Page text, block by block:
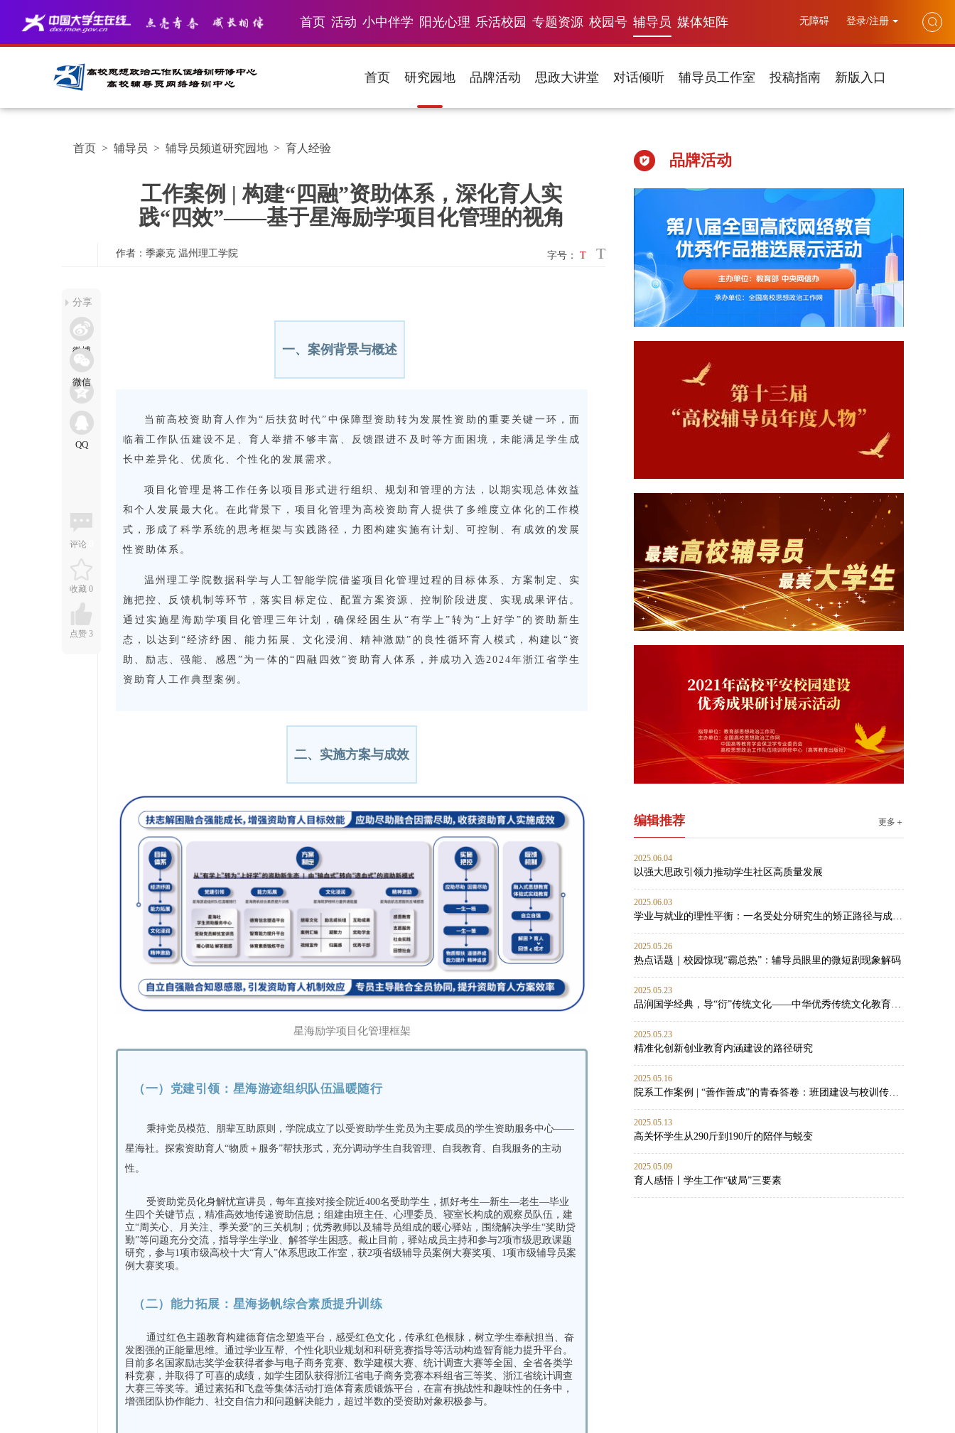
首页 活动 小中伴学 阳光心理 乐活校园 专题资源 校园号 辅导员 媒体矩阵 无障碍 登录/注册
首页 研究园地 品牌活动 思政大讲堂 对话倾听 辅导员工作室 投稿指南 新版入口
首页 > 辅导员 > 辅导员频道研究园地 > 育人经验
工作案例 | 构建“四融”资助体系，深化育人实
践“四效”——基于星海励学项目化管理的视角
作者：季豪克 温州理工学院 字号： T T
分享
评论
收藏 0
点赞 3
一、案例背景与概述
当前高校资助育人作为“后扶贫时代”中保障型资助转为发展性资助的重要关键一环，面
临着工作队伍建设不足、育人举措不够丰富、反馈跟进不及时等方面困境，未能满足学生成
长中差异化、优质化、个性化的发展需求。
项目化管理是将工作任务以项目形式进行组织、规划和管理的方法，以期实现总体效益
和个人发展最大化。在此背景下，项目化管理为高校资助育人提供了多维度立体化的工作模
式，形成了科学系统的思考框架与实践路径，力图构建实施有计划、可控制、有成效的发展
性资助体系。
温州理工学院数据科学与人工智能学院借鉴项目化管理过程的目标体系、方案制定、实
施把控、反馈机制等环节，落实目标定位、配置方案资源、控制阶段进度、实现成果评估。
通过实施星海励学项目化管理三年计划，确保经困生从“有学上”转为“上好学”的资助新生
态，以达到“经济纾困、能力拓展、文化浸润、精神激励”的良性循环育人模式，构建以“资
助、励志、强能、感恩”为一体的“四融四效”资助育人体系，并成功入选2024年浙江省学生
资助育人工作典型案例。
二、 实施方案与成效
星海励学项目化管理框架
（一）党建引领： 星海游迹组织队伍温暖随行
秉持党员模范、朋辈互助原则，学院成立了以受资助学生党员为主要成员的学生资助服务中心——
星海社。探索资助育人“物质＋服务”帮扶形式，充分调动学生自我管理、自我教育、自我服务的主动
性。
受资助党员化身解忧宣讲员，每年直接对接全院近400名受助学生，抓好考生—新生—老生—毕业
生四个关键节点，精准高效地传递资助信息；组建由班主任、心理委员、寝室长构成的观察员队伍，建
立“周关心、月关注、季关爱”的三关机制；优秀教师以及辅导员组成的暖心驿站，围绕解决学生“奖助贷
勤”等问题充分交流，指导学生学业、解答学生困惑。截止目前，驿站成员主持和参与2项市级思政课题
研究，参与1项市级高校十大“育人”体系思政工作室，获2项省级辅导员案例大赛奖项、1项市级辅导员案
例大赛奖项。
（二） 能力拓展： 星海扬帆综合素质提升训练
通过红色主题教育构建德育信念塑造平台，感受红色文化，传承红色根脉，树立学生奉献担当、奋
发图强的正能量思维。通过学业互帮、个性化职业规划和科研竞赛指导等活动构造智育能力提升平台。
目前多名国家励志奖学金获得者参与电子商务竞赛、数学建模大赛、统计调查大赛等全国、全省各类学
科竞赛，并取得了可喜的成绩，如学生团队获得浙江省电子商务竞赛本科组省三等奖、浙江省统计调查
大赛三等奖等。通过素拓和飞盘等集体活动打造体育素质锻炼平台，在富有挑战性和趣味性的任务中，
增强团队协作能力、社交自信力和问题解决能力，超过半数的受资助对象积极参与。
品牌活动
编辑推荐 更多＋
2025.06.04
以强大思政引领力推动学生社区高质量发展
2025.06.03
学业与就业的理性平衡：一名受处分研究生的矫正路径与成长启示
2025.05.26
热点话题｜校园惊现“霸总热”：辅导员眼里的微短剧现象解码
2025.05.23
品润国学经典，导“衍”传统文化——中华优秀传统文化教育实践
2025.05.23
精准化创新创业教育内涵建设的路径研究
2025.05.16
院系工作案例 | “善作善成”的青春答卷：班团建设与校训传承的双向赋能实践
2025.05.13
高关怀学生从290斤到190斤的陪伴与蜕变
2025.05.09
育人感悟丨学生工作“破局”三要素